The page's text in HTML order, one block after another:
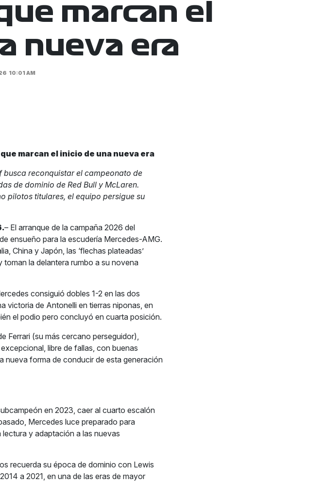
marcan el
nueva era
10:01 AM
que marcan el inicio de una nueva era
reconquistar el campeonato de
de dominio de Red Bull y McLaren.
pilotos titulares, el equipo persigue su
– El arranque de la campaña 2026 del
ensueño para la escudería Mercedes-AMG.
China y Japón, las ‘flechas plateadas’
la delantera rumbo a su novena
consiguió dobles 1-2 en las dos
victoria de Antonelli en tierras niponas, en
el podio pero concluyó en cuarta posición.
Ferrari (su más cercano perseguidor),
libre de fallas, con buenas
nueva forma de conducir de esta generación
en 2023, caer al cuarto escalón
Mercedes luce preparado para
y adaptación a las nuevas
recuerda su época de dominio con Lewis
a 2021, en una de las eras de mayor